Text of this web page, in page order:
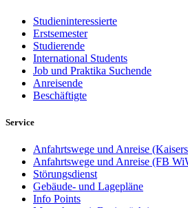
Studieninteressierte
Erstsemester
Studierende
International Students
Job und Praktika Suchende
Anreisende
Beschäftigte
Service
Anfahrtswege und Anreise
Anfahrtswege und Anreise (FB
Störungsdienst
Gebäude- und Lagepläne
Info Points